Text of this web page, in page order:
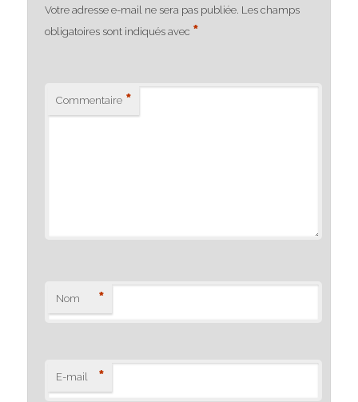
Votre adresse e-mail ne sera pas publiée. Les champs
obligatoires sont indiqués avec *
Commentaire *
Nom *
E-mail *